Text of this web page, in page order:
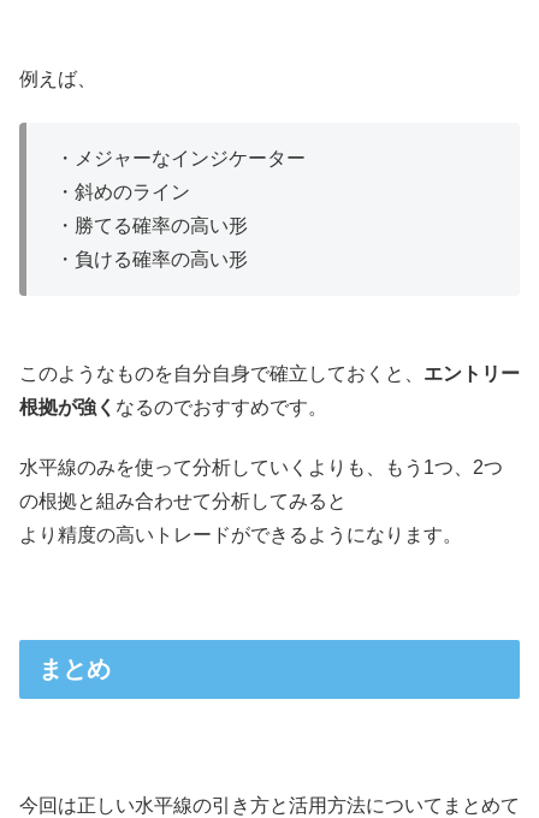
例えば、
・メジャーなインジケーター
・斜めのライン
・勝てる確率の高い形
・負ける確率の高い形
このようなものを自分自身で確立しておくと、 エントリー
根拠が強く なるのでおすすめです。
水平線のみを使って分析していくよりも、もう1つ、2つ
の根拠と組み合わせて分析してみると
より精度の高いトレードができるようになります。
まとめ
今回は正しい水平線の引き方と活用方法についてまとめて